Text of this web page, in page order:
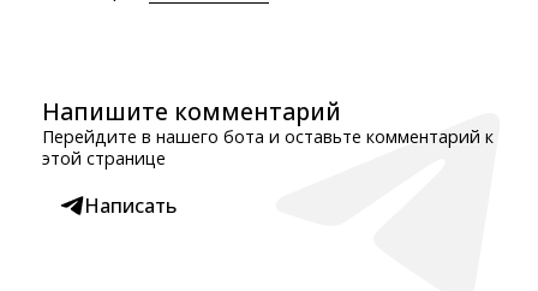
Напишите комментарий
Перейдите в нашего бота и оставьте комментарий к
этой странице
Написать